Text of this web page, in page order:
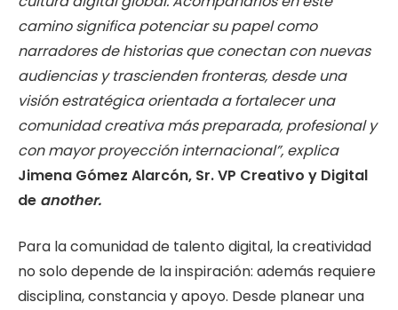
camino significa potenciar su papel como
narradores de historias que conectan con nuevas
audiencias y trascienden fronteras, desde una
visión estratégica orientada a fortalecer una
comunidad creativa más preparada, profesional y
con mayor proyección internacional”, explica
Jimena Gómez Alarcón, Sr. VP Creativo y Digital
de another.
Para la comunidad de talento digital, la creatividad
no solo depende de la inspiración: además requiere
disciplina, constancia y apoyo. Desde planear una